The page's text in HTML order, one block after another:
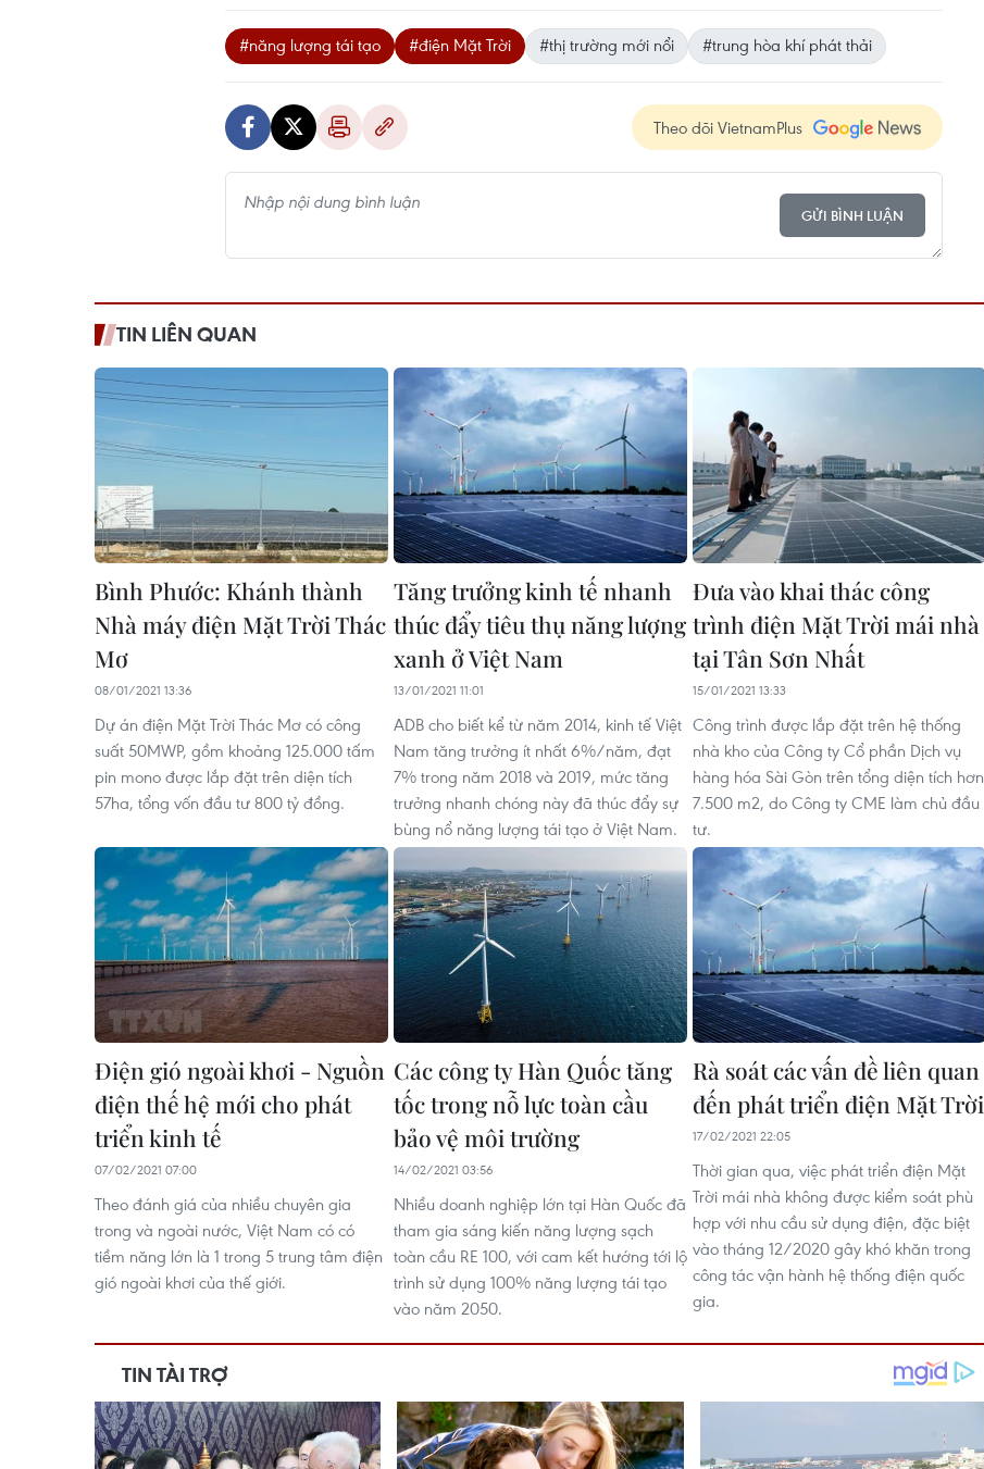
#năng lượng tái tạo #điện Mặt Trời #thị trường mới nổi #trung hòa khí phát thải
Theo dõi VietnamPlus
GỬI BÌNH LUẬN
TIN LIÊN QUAN
Bình Phước: Khánh thành
Nhà máy điện Mặt Trời Thác
Mơ
08/01/2021 13:36
Dự án điện Mặt Trời Thác Mơ có công
suất 50MWP, gồm khoảng 125.000 tấm
pin mono được lắp đặt trên diện tích
57ha, tổng vốn đầu tư 800 tỷ đồng.
Tăng trưởng kinh tế nhanh
thúc đẩy tiêu thụ năng lượng
xanh ở Việt Nam
13/01/2021 11:01
ADB cho biết kể từ năm 2014, kinh tế Việt
Nam tăng trưởng ít nhất 6%/năm, đạt
7% trong năm 2018 và 2019, mức tăng
trưởng nhanh chóng này đã thúc đẩy sự
bùng nổ năng lượng tái tạo ở Việt Nam.
Đưa vào khai thác công
trình điện Mặt Trời mái nhà
tại Tân Sơn Nhất
15/01/2021 13:33
Công trình được lắp đặt trên hệ thống
nhà kho của Công ty Cổ phần Dịch vụ
hàng hóa Sài Gòn trên tổng diện tích hơn
7.500 m2, do Công ty CME làm chủ đầu
tư.
Điện gió ngoài khơi - Nguồn
điện thế hệ mới cho phát
triển kinh tế
07/02/2021 07:00
Theo đánh giá của nhiều chuyên gia
trong và ngoài nước, Việt Nam có có
tiềm năng lớn là 1 trong 5 trung tâm điện
gió ngoài khơi của thế giới.
Các công ty Hàn Quốc tăng
tốc trong nỗ lực toàn cầu
bảo vệ môi trường
14/02/2021 03:56
Nhiều doanh nghiệp lớn tại Hàn Quốc đã
tham gia sáng kiến năng lượng sạch
toàn cầu RE 100, với cam kết hướng tới lộ
trình sử dụng 100% năng lượng tái tạo
vào năm 2050.
Rà soát các vấn đề liên quan
đến phát triển điện Mặt Trời
17/02/2021 22:05
Thời gian qua, việc phát triển điện Mặt
Trời mái nhà không được kiểm soát phù
hợp với nhu cầu sử dụng điện, đặc biệt
vào tháng 12/2020 gây khó khăn trong
công tác vận hành hệ thống điện quốc
gia.